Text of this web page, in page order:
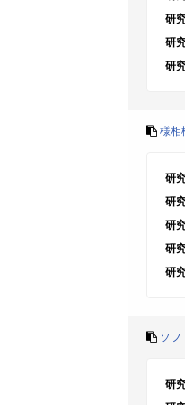
研
研
研
様相
研
研
研
研
研
ソフ
研